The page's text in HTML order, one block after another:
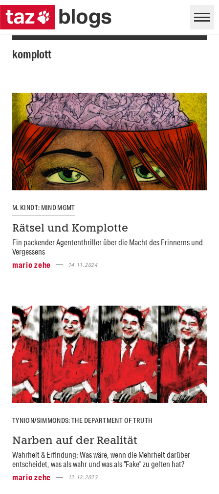
komplott
M. KINDT: MIND MGMT
Rätsel und Komplotte
Ein packender Agententhriller über die Macht des Erinnerns und
Vergessens
mario zehe
14.11.2024
TYNION/SIMMONDS: THE DEPARTMENT OF TRUTH
Narben auf der Realität
Wahrheit & Erfindung: Was wäre, wenn die Mehrheit darüber
entscheidet, was als wahr und was als "Fake" zu gelten hat?
mario zehe
12.12.2023